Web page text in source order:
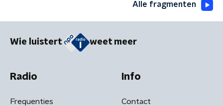
Alle fragmenten
Wie luistert weet meer
Radio
Frequenties
Info
Contact